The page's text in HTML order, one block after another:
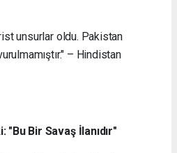
unsurlar oldu. Pakistan
– Hindistan
Bir Savaş İlanıdır"